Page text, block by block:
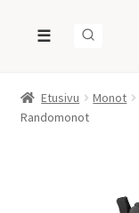
☰
Etusivu Monot
Randomonot